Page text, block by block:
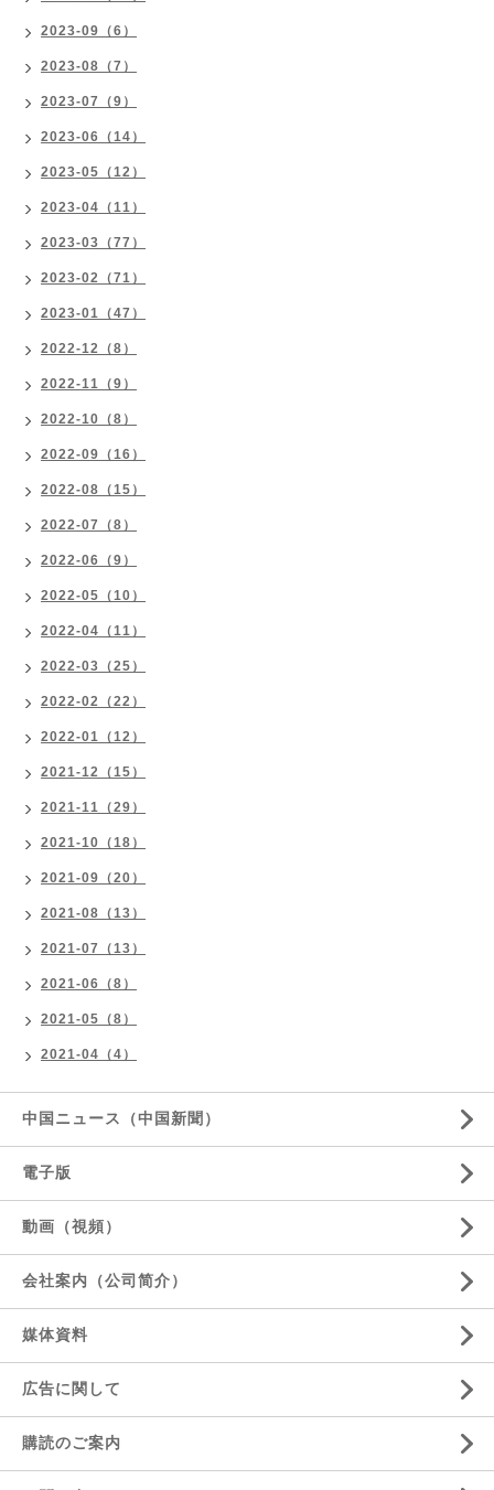
2023-09（6）
2023-08（7）
2023-07（9）
2023-06（14）
2023-05（12）
2023-04（11）
2023-03（77）
2023-02（71）
2023-01（47）
2022-12（8）
2022-11（9）
2022-10（8）
2022-09（16）
2022-08（15）
2022-07（8）
2022-06（9）
2022-05（10）
2022-04（11）
2022-03（25）
2022-02（22）
2022-01（12）
2021-12（15）
2021-11（29）
2021-10（18）
2021-09（20）
2021-08（13）
2021-07（13）
2021-06（8）
2021-05（8）
2021-04（4）
中国ニュース（中国新聞）
電子版
動画（視頻）
会社案内（公司简介）
媒体資料
広告に関して
購読のご案内